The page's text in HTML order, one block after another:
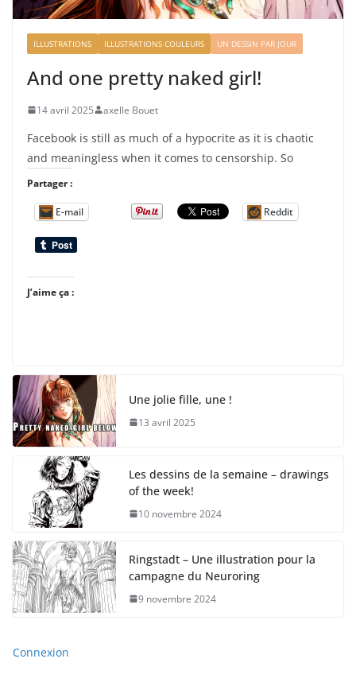
ILLUSTRATIONS ILLUSTRATIONS COULEURS UN DESSIN PAR JOUR
And one pretty naked girl!
14 avril 2025 axelle Bouet
Facebook is still as much of a hypocrite as it is chaotic
and meaningless when it comes to censorship. So
Partager :
E-mail Reddit
J’aime ça :
Une jolie fille, une !
13 avril 2025
Les dessins de la semaine – drawings
of the week!
10 novembre 2024
Ringstadt – Une illustration pour la
campagne du Neuroring
9 novembre 2024
Connexion